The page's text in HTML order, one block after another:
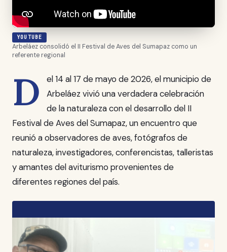
YOUTUBE
Arbeláez consolidó el II Festival de Aves del Sumapaz como un
referente regional
D
el 14 al 17 de mayo de 2026, el municipio de
Arbeláez vivió una verdadera celebración
de la naturaleza con el desarrollo del II
Festival de Aves del Sumapaz, un encuentro que
reunió a observadores de aves, fotógrafos de
naturaleza, investigadores, conferencistas, talleristas
y amantes del aviturismo provenientes de
diferentes regiones del país.